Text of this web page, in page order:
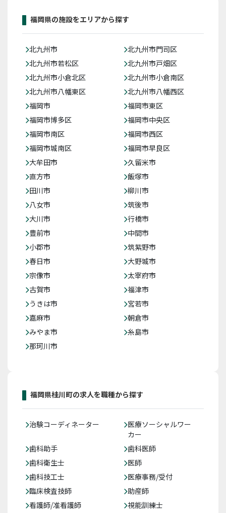
福岡県の施設をエリアから探す
北九州市
北九州市門司区
北九州市若松区
北九州市戸畑区
北九州市小倉北区
北九州市小倉南区
北九州市八幡東区
北九州市八幡西区
福岡市
福岡市東区
福岡市博多区
福岡市中央区
福岡市南区
福岡市西区
福岡市城南区
福岡市早良区
大牟田市
久留米市
直方市
飯塚市
田川市
柳川市
八女市
筑後市
大川市
行橋市
豊前市
中間市
小郡市
筑紫野市
春日市
大野城市
宗像市
太宰府市
古賀市
福津市
うきは市
宮若市
嘉麻市
朝倉市
みやま市
糸島市
那珂川市
福岡県桂川町の求人を職種から探す
治験コーディネーター
医療ソーシャルワー
カー
歯科助手
歯科医師
歯科衛生士
医師
歯科技工士
医療事務/受付
臨床検査技師
助産師
看護師/准看護師
視能訓練士